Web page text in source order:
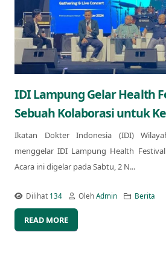
IDI Lampung Gelar Health
Sebuah Kolaborasi untuk
Ikatan Dokter Indonesia (IDI)
menggelar IDI Lampung Health
Acara ini digelar pada Sabtu, 2 N...
Dilihat 134 OlehAdmin Berita
READ MORE